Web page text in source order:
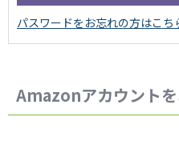
Amazonアカウント